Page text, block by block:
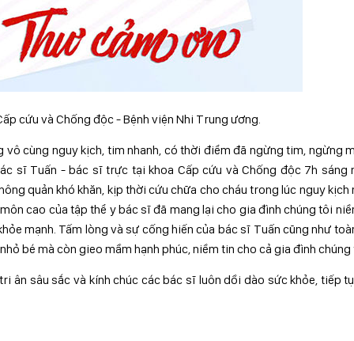
cứu và Chống độc - Bệnh viện Nhi Trung ương.
cùng nguy kịch, tim nhanh, có thời điểm đã ngừng tim, ngừng
sĩ Tuấn - bác sĩ trực tại khoa Cấp cứu và Chống độc 7h sáng
quản khó khăn, kịp thời cứu chữa cho cháu trong lúc nguy kịch
cao của tập thể y bác sĩ đã mang lại cho gia đình chúng tôi
mạnh. Tấm lòng và sự cống hiến của bác sĩ Tuấn cũng như
bé mà còn gieo mầm hạnh phúc, niềm tin cho cả gia đình chúng
ân sâu sắc và kính chúc các bác sĩ luôn dồi dào sức khỏe, tiếp